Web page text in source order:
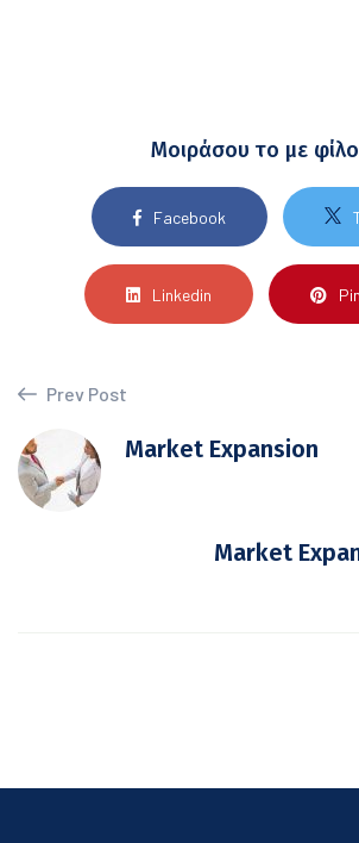
Μοιράσου το με
Facebook
Linkedin
Prev Post
Market Expansion
Market